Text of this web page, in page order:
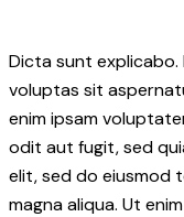
Dicta sunt explicabo.
voluptas sit
enim ipsam
odit aut fugit, sed
elit, sed do eiusmod
magna aliqua. Ut